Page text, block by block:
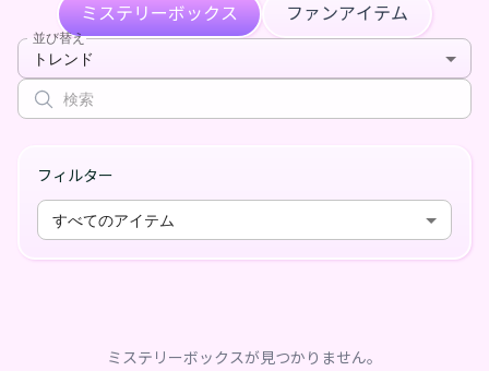
ミステリーボックス ファンアイテム
並び替え
トレンド
フィルター
すべてのアイテム
ミステリーボックスが見つかりません。